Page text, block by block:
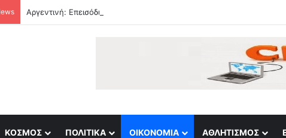
Αργεντινή: Επεισόδια μετά το τέλος κινητοποίησης κατά νομοσχεδίου
ΚΟΣΜΟΣ ΠΟΛΙΤΙΚΆ ΟΙΚΟΝΟΜΊΑ ΑΘΛΗΤΙΣΜΌΣ